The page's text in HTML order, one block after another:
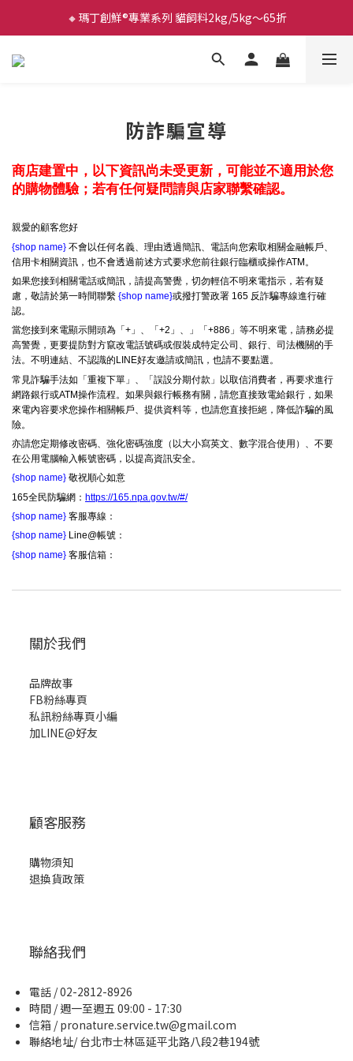
🔸瑪丁創鮮®專業系列 貓飼料2kg/5kg～65折
防詐騙宣導
商店建置中，以下資訊尚未受更新，可能並不適用於您
的購物體驗；若有任何疑問請與店家聯繫確認。
親愛的顧客您好
{shop name} 不會以任何名義、理由透過簡訊、電話向您索取相關金融帳戶、
信用卡相關資訊，也不會透過前述方式要求您前往銀行臨櫃或操作ATM。
如果您接到相關電話或簡訊，請提高警覺，切勿輕信不明來電指示，若有疑
慮，敬請於第一時間聯繫 {shop name}或撥打警政署 165 反詐騙專線進行確
認。
當您接到來電顯示開頭為「+」、「+2」、」「+886」等不明來電，請務必提
高警覺，更要提防對方竄改電話號碼或假裝成特定公司、銀行、司法機關的手
法。不明連結、不認識的LINE好友邀請或簡訊，也請不要點選。
常見詐騙手法如「重複下單」、「誤設分期付款」以取信消費者，再要求進行
網路銀行或ATM操作流程。如果與銀行帳務有關，請您直接致電給銀行，如果
來電內容要求您操作相關帳戶、提供資料等，也請您直接拒絕，降低詐騙的風
險。
亦請您定期修改密碼、強化密碼強度（以大小寫英文、數字混合使用）、不要
在公用電腦輸入帳號密碼，以提高資訊安全。
{shop name} 敬祝順心如意
165全民防騙網： https://165.npa.gov.tw/#/
{shop name} 客服專線：
{shop name} Line@帳號：
{shop name} 客服信箱：
關於我們
品牌故事
FB粉絲專頁
私訊粉絲專頁小編
加LINE@好友
顧客服務
購物須知
退換貨政策
聯絡我們
電話 / 02-2812-8926
時間 / 週一至週五 09:00 - 17:30
信箱 / pronature.service.tw@gmail.com
聯絡地址/ 台北市士林區延平北路八段2巷194號